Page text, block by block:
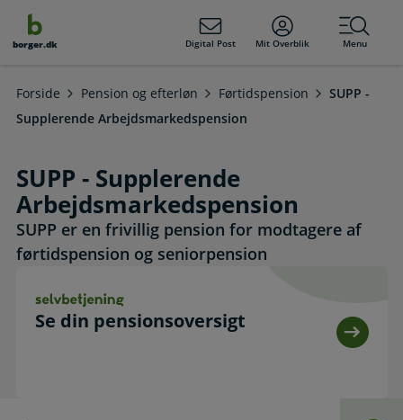
borger.dk Digital Post Mit Overblik Menu
Forside Pension og efterløn Førtidspension
SUPP -
Supplerende Arbejdsmarkedspension
SUPP - Supplerende
Arbejdsmarkedspension
SUPP er en frivillig pension for modtagere af
førtidspension og seniorpension
Se din pensionsoversigt
Se din pensionsoversigt. Selvbetjening